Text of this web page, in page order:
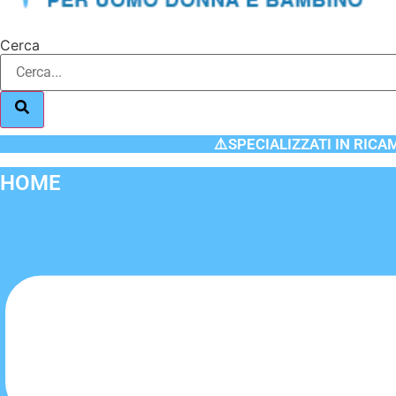
Cerca
⚠️SPECIALIZZATI IN
HOME